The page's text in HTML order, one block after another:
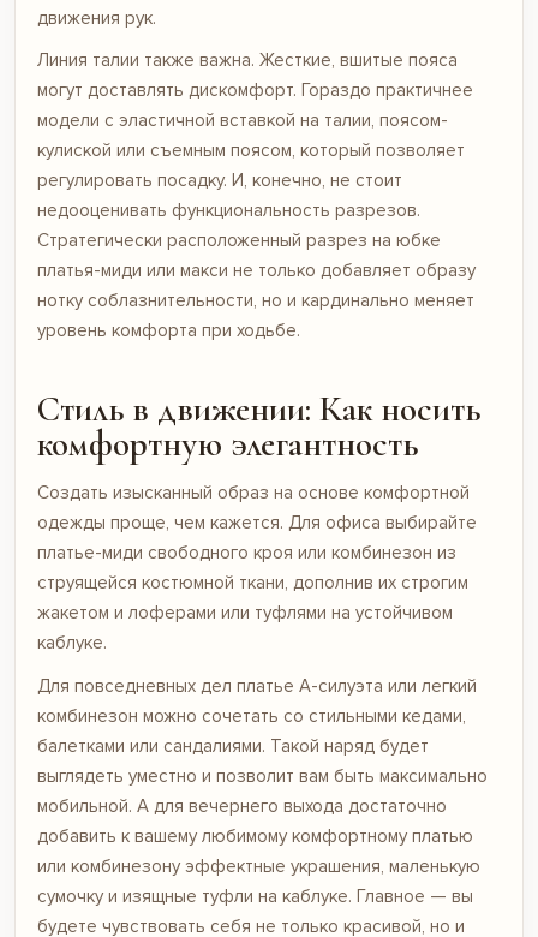
движения рук.
Линия талии также важна. Жесткие, вшитые пояса
могут доставлять дискомфорт. Гораздо практичнее
модели с эластичной вставкой на талии, поясом-
кулиской или съемным поясом, который позволяет
регулировать посадку. И, конечно, не стоит
недооценивать функциональность разрезов.
Стратегически расположенный разрез на юбке
платья-миди или макси не только добавляет образу
нотку соблазнительности, но и кардинально меняет
уровень комфорта при ходьбе.
Стиль в движении: Как носить
комфортную элегантность
Создать изысканный образ на основе комфортной
одежды проще, чем кажется. Для офиса выбирайте
платье-миди свободного кроя или комбинезон из
струящейся костюмной ткани, дополнив их строгим
жакетом и лоферами или туфлями на устойчивом
каблуке.
Для повседневных дел платье А-силуэта или легкий
комбинезон можно сочетать со стильными кедами,
балетками или сандалиями. Такой наряд будет
выглядеть уместно и позволит вам быть максимально
мобильной. А для вечернего выхода достаточно
добавить к вашему любимому комфортному платью
или комбинезону эффектные украшения, маленькую
сумочку и изящные туфли на каблуке. Главное — вы
будете чувствовать себя не только красивой, но и